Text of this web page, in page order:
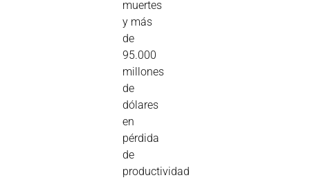
muertes
y más
de
95.000
millones
de
dólares
en
pérdida
de
productividad